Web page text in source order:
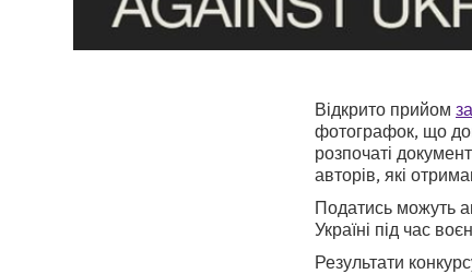
Відкрито прийом
фотографок, що
розпочаті
авторів, які
Податись можуть
Україні під час
Результати